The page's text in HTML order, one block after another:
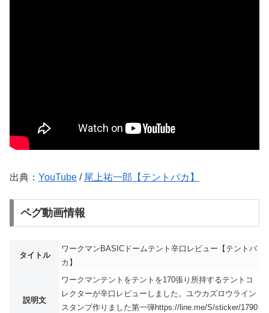
出典： YouTube / 尾上祐一郎【テントバカ】
ペグ動画情報
タイトル
ワークマンBASICドームテント辛口レビュー【テントバ
カ】
説明文
ワークマンテントをテントを170張り所持するテントコ
レクターが辛口レビューしました。ユウカズロウライン
スタンプ作りました第一弾https://line.me/S/sticker/1790